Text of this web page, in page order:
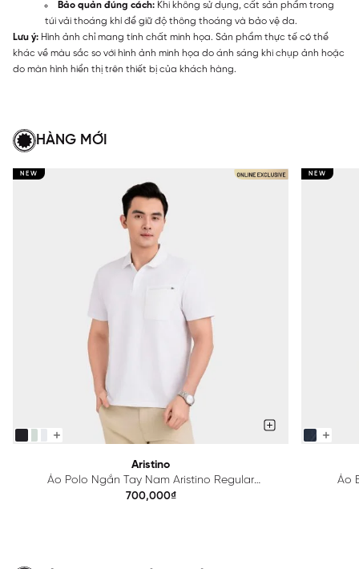
Bảo quản đúng cách: Khi không sử dụng, cất sản phẩm trong
túi vải thoáng khí để giữ độ thông thoáng và bảo vệ da.
Lưu ý: Hình ảnh chỉ mang tính chất minh họa. Sản phẩm thực tế có thể
khác về màu sắc so với hình ảnh minh họa do ánh sáng khi chụp ảnh hoặc
do màn hình hiển thị trên thiết bị của khách hàng.
HÀNG MỚI
NEW
Aristino
Áo Polo Ngắn Tay Nam Aristino Regular
APS615EDP01
700,000₫
NEW
Áo